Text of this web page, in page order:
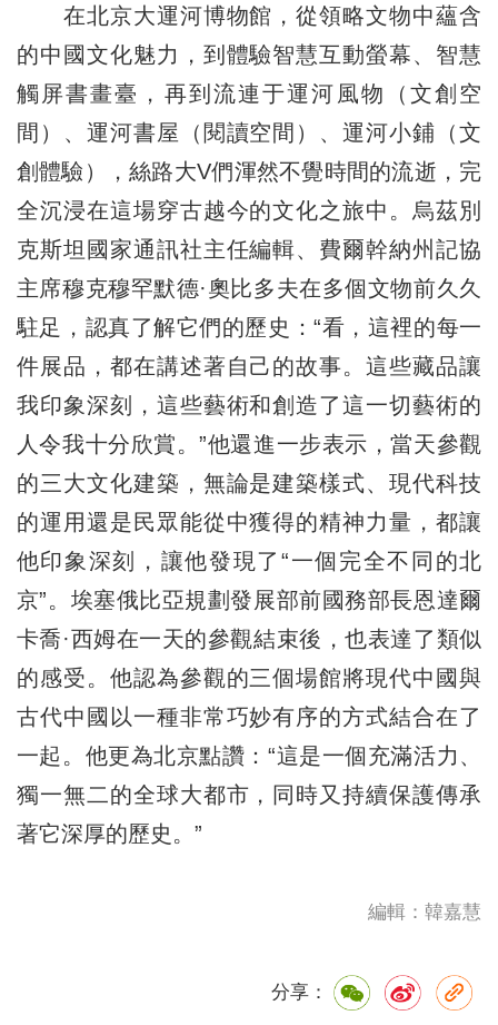
在北京大運河博物館，從領略文物中蘊含
的中國文化魅力，到體驗智慧互動螢幕、智慧
觸屏書畫臺，再到流連于運河風物（文創空
間）、運河書屋（閱讀空間）、運河小鋪（文
創體驗），絲路大V們渾然不覺時間的流逝，完
全沉浸在這場穿古越今的文化之旅中。烏茲別
克斯坦國家通訊社主任編輯、費爾幹納州記協
主席穆克穆罕默德·奧比多夫在多個文物前久久
駐足，認真了解它們的歷史：“看，這裡的每一
件展品，都在講述著自己的故事。這些藏品讓
我印象深刻，這些藝術和創造了這一切藝術的
人令我十分欣賞。”他還進一步表示，當天參觀
的三大文化建築，無論是建築樣式、現代科技
的運用還是民眾能從中獲得的精神力量，都讓
他印象深刻，讓他發現了“一個完全不同的北
京”。埃塞俄比亞規劃發展部前國務部長恩達爾
卡喬·西姆在一天的參觀結束後，也表達了類似
的感受。他認為參觀的三個場館將現代中國與
古代中國以一種非常巧妙有序的方式結合在了
一起。他更為北京點讚：“這是一個充滿活力、
獨一無二的全球大都市，同時又持續保護傳承
著它深厚的歷史。”
編輯：韓嘉慧
分享：